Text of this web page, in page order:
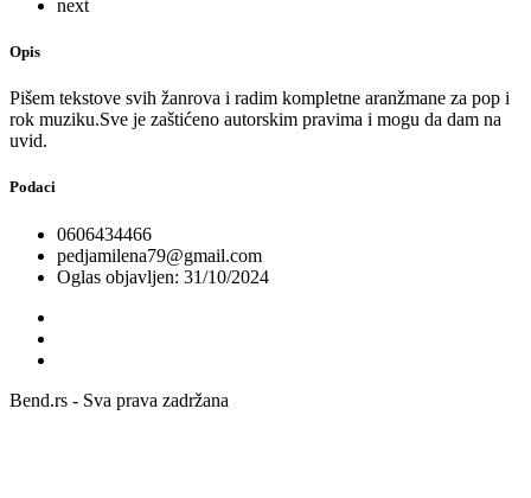
next
Opis
Pišem tekstove svih žanrova i radim kompletne aranžmane za pop i
rok muziku.Sve je zaštićeno autorskim pravima i mogu da dam na
uvid.
Podaci
0606434466
pedjamilena79@gmail.com
Oglas objavljen: 31/10/2024
Bend.rs - Sva prava zadržana